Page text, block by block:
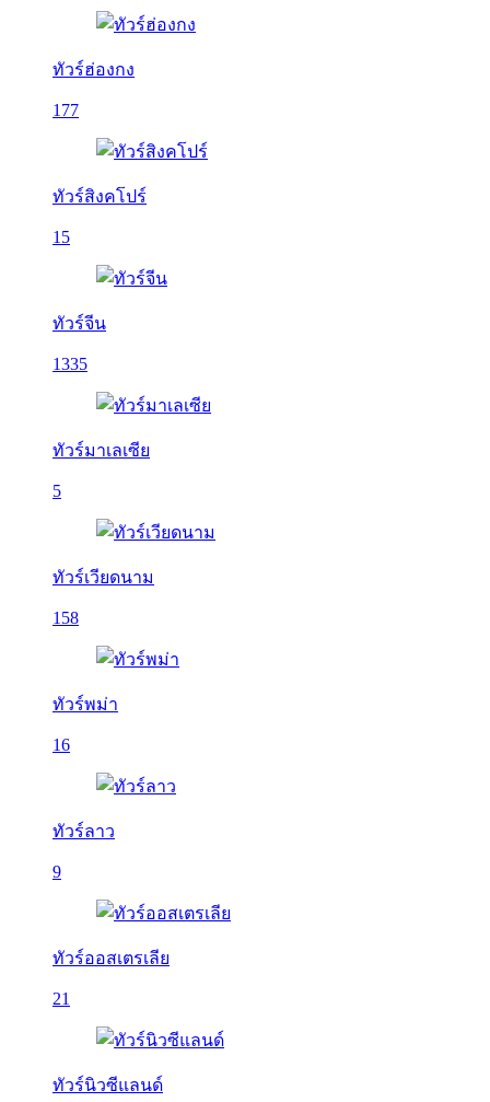
ทัวร์ฮ่องกง
177
ทัวร์สิงคโปร์
15
ทัวร์จีน
1335
ทัวร์มาเลเซีย
5
ทัวร์เวียดนาม
158
ทัวร์พม่า
16
ทัวร์ลาว
9
ทัวร์ออสเตรเลีย
21
ทัวร์นิวซีแลนด์